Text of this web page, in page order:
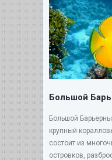
Большой
Большой
крупный
состоит из
островков,